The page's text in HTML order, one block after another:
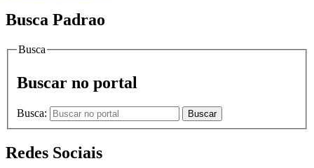
Busca Padrao
Busca
Buscar no portal
Busca: Buscar
Redes Sociais